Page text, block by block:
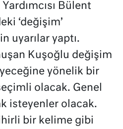
Bülent
‘değişim’
uyarılar yaptı.
Kuşoğlu değişim
yönelik bir
olacak. Genel
isteyenler olacak.
bir kelime gibi